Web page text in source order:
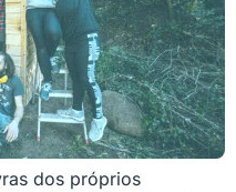
dos próprios